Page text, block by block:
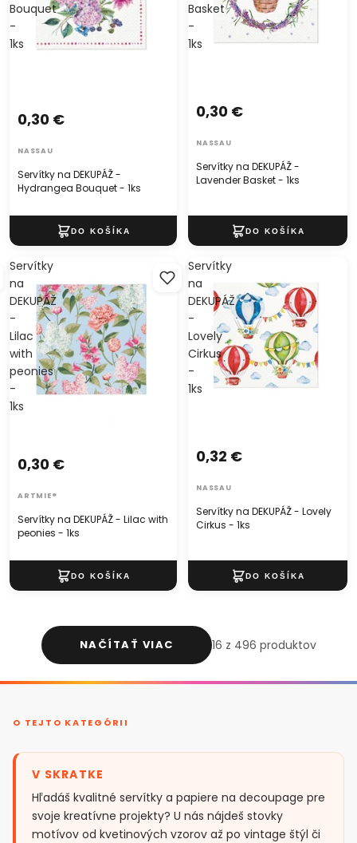
Bouquet
-
1ks
Servítky na DEKUPÁŽ -
Hydrangea Bouquet - 1ks
0,30 €
NASSAU
Basket
-
1ks
Servítky na DEKUPÁŽ -
Lavender Basket - 1ks
0,30 €
NASSAU
Servítky
na
DEKUPÁŽ
-
Lilac
with
peonies
-
1ks
Servítky na DEKUPÁŽ - Lilac with
peonies - 1ks
0,30 €
ARTMIE®
Servítky
na
DEKUPÁŽ
-
Lovely
Cirkus
-
1ks
Servítky na DEKUPÁŽ - Lovely
Cirkus - 1ks
0,32 €
NASSAU
NAČÍTAŤ VIAC 16 z 496 produktov
O TEJTO KATEGÓRII
V SKRATKE
Hľadáš kvalitné servítky a papiere na decoupage pre
svoje kreatívne projekty? U nás nájdeš stovky
motívov od kvetinových vzorov až po vintage štýl či